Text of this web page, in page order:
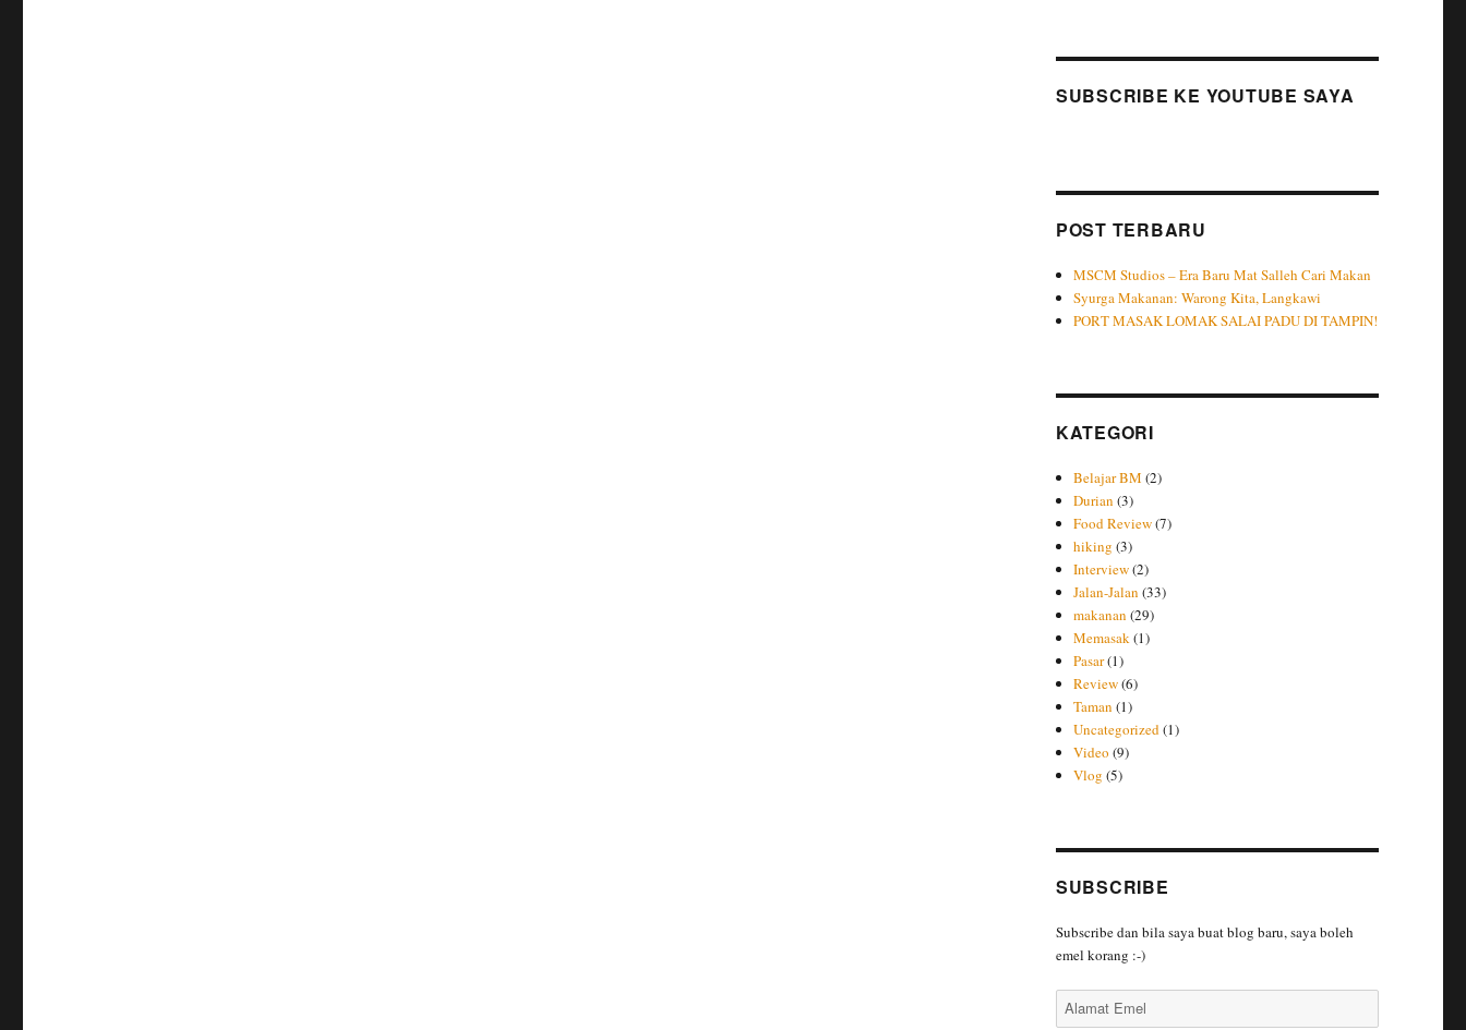
SUBSCRIBE KE YOUTUBE SAYA
POST TERBARU
MSCM Studios – Era Baru Mat Salleh Cari Makan
Syurga Makanan: Warong Kita, Langkawi
PORT MASAK LOMAK SALAI PADU DI TAMPIN!
KATEGORI
Belajar BM (2)
Durian (3)
Food Review(7)
hiking (3)
Interview(2)
Jalan-Jalan (33)
makanan (29)
Memasak(1)
Pasar(1)
Review(6)
Taman (1)
Uncategorized(1)
Video (9)
Vlog (5)
SUBSCRIBE
Subscribe dan bila saya buat blog baru, saya boleh
emel korang :-)
Alamat
Emel